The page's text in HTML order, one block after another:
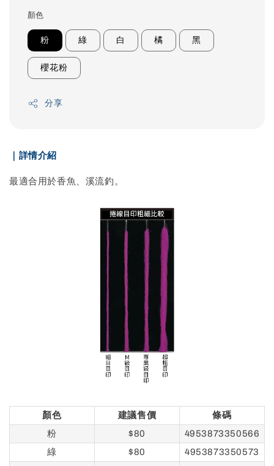
顏色
粉 綠 白 橘 黑
櫻花粉
分享
｜詳情介紹
最適合用於香魚、溪流釣。
顏色 建議售價
條碼
粉
$80
4953873350566
綠
$80
4953873350573